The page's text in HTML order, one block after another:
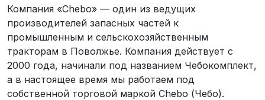
Компания «Chebo» — один из ведущих
производителей запасных частей к
промышленным и сельскохозяйственным
тракторам в Поволжье. Компания действует с
2000 года, начинали под названием Чебокомплект,
а в настоящее время мы работаем под
собственной торговой маркой Chebo (Чебо).